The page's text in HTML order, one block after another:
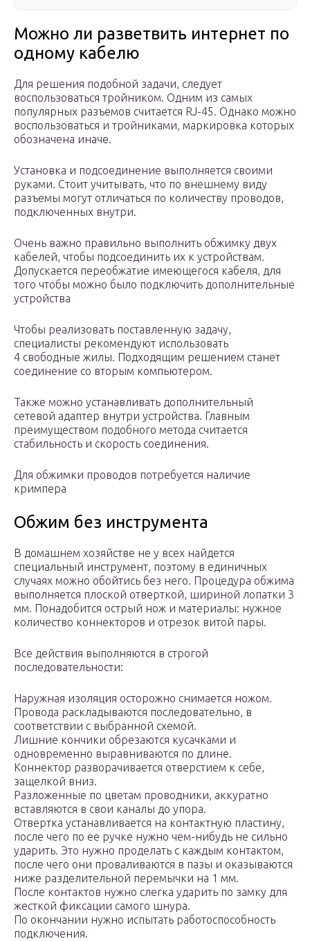
Можно ли разветвить интернет по
одному кабелю
Для решения подобной задачи, следует
воспользоваться тройником. Одним из самых
популярных разъемов считается RJ-45. Однако можно
воспользоваться и тройниками, маркировка которых
обозначена иначе.
Установка и подсоединение выполняется своими
руками. Стоит учитывать, что по внешнему виду
разъемы могут отличаться по количеству проводов,
подключенных внутри.
Очень важно правильно выполнить обжимку двух
кабелей, чтобы подсоединить их к устройствам.
Допускается переобжатие имеющегося кабеля, для
того чтобы можно было подключить дополнительные
устройства
Чтобы реализовать поставленную задачу,
специалисты рекомендуют использовать
4 свободные жилы. Подходящим решением станет
соединение со вторым компьютером.
Также можно устанавливать дополнительный
сетевой адаптер внутри устройства. Главным
преимуществом подобного метода считается
стабильность и скорость соединения.
Для обжимки проводов потребуется наличие
кримпера
Обжим без инструмента
В домашнем хозяйстве не у всех найдется
специальный инструмент, поэтому в единичных
случаях можно обойтись без него. Процедура обжима
выполняется плоской отверткой, шириной лопатки 3
мм. Понадобится острый нож и материалы: нужное
количество коннекторов и отрезок витой пары.
Все действия выполняются в строгой
последовательности:
Наружная изоляция осторожно снимается ножом.
Провода раскладываются последовательно, в
соответствии с выбранной схемой.
Лишние кончики обрезаются кусачками и
одновременно выравниваются по длине.
Коннектор разворачивается отверстием к себе,
защелкой вниз.
Разложенные по цветам проводники, аккуратно
вставляются в свои каналы до упора.
Отвертка устанавливается на контактную пластину,
после чего по ее ручке нужно чем-нибудь не сильно
ударить. Это нужно проделать с каждым контактом,
после чего они проваливаются в пазы и оказываются
ниже разделительной перемычки на 1 мм.
После контактов нужно слегка ударить по замку для
жесткой фиксации самого шнура.
По окончании нужно испытать работоспособность
подключения.